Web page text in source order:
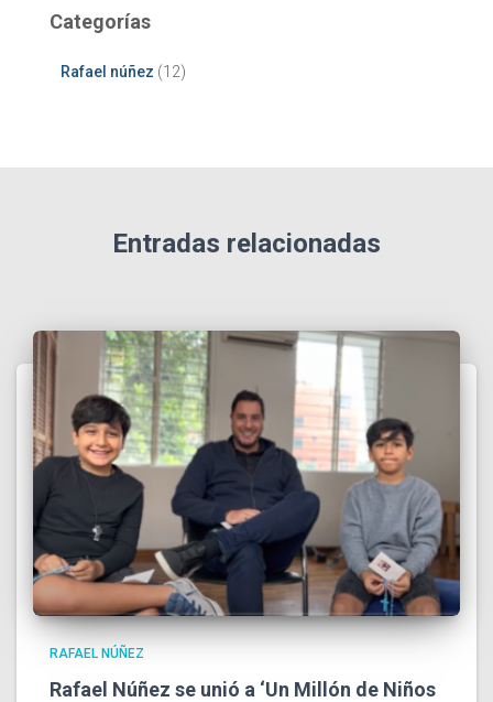
Categorías
Rafael núñez (12)
Entradas relacionadas
RAFAEL NÚÑEZ
Rafael Núñez se unió a ‘Un Millón de Niños